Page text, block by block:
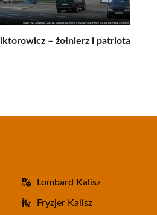
– żołnierz i patriota
Lombard Kalisz
Fryzjer Kalisz